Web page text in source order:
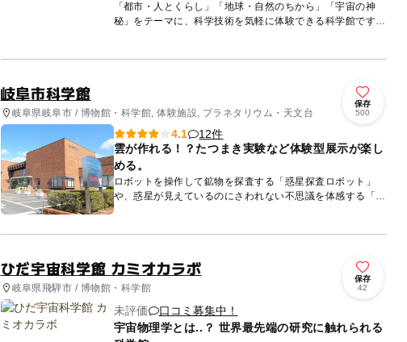
「都市・人とくらし」「地球・自然のちから」「宇宙の神
秘」をテーマに、科学技術を気軽に体験できる科学館です。
岐阜市科学館
岐阜県岐阜市 / 博物館・科学館, 体験施設, プラネタリウム・天文台
保存
500
4.1
12件
雲が作れる！？たつまき実験など体験型展示が楽し
める。
ロボットを操作して鉱物を探査する「惑星探査ロボット」
や、惑星が見えているのにさわれない不思議を体感する「見
えてもつかめない」など、体験型展示を楽しみましょう。気
ひだ宇宙科学館 カミオカラボ
岐阜県飛騨市 / 博物館・科学館
保存
42
未評価
口コミ募集中！
宇宙物理学とは..？ 世界最先端の研究に触れられる